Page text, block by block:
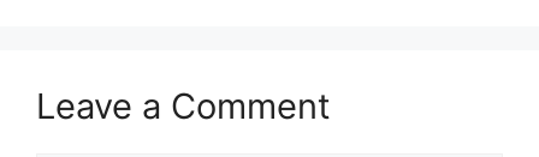
Leave a Comment